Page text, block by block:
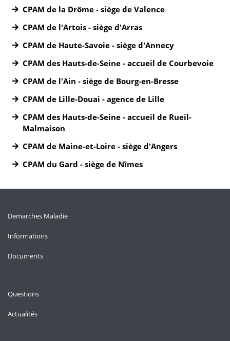
CPAM de la Drôme - siège de Valence
CPAM de l'Artois - siège d'Arras
CPAM de Haute-Savoie - siège d'Annecy
CPAM des Hauts-de-Seine - accueil de Courbevoie
CPAM de l'Ain - siège de Bourg-en-Bresse
CPAM de Lille-Douai - agence de Lille
CPAM des Hauts-de-Seine - accueil de Rueil-
Malmaison
CPAM de Maine-et-Loire - siège d'Angers
CPAM du Gard - siège de Nîmes
Demarches Maladie
Informations
Documents
Questions
Actualités